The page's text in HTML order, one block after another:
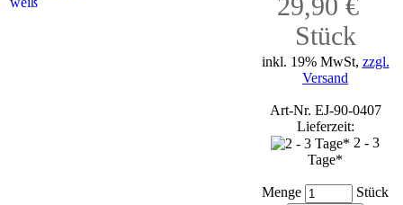
29,90 €
Stück
inkl. 19% MwSt, zzgl.
Versand
Art-Nr. EJ-90-0407
Lieferzeit:
2 - 3
Tage*
Menge Stück